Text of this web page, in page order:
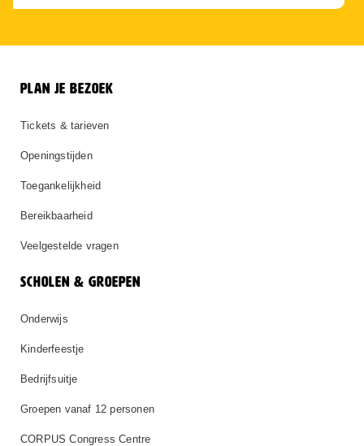
PLAN JE BEZOEK
Tickets & tarieven
Openingstijden
Toegankelijkheid
Bereikbaarheid
Veelgestelde vragen
SCHOLEN & GROEPEN
Onderwijs
Kinderfeestje
Bedrijfsuitje
Groepen vanaf 12 personen
CORPUS Congress Centre